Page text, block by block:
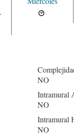
NO
Intramural
NO
Intramural
NO